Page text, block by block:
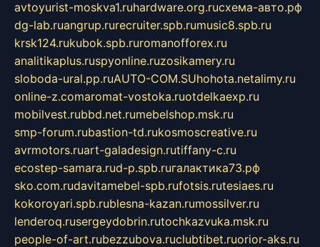
avtoyurist-moskva1.ruhardware.org.ruсхема-авто.рф
dg-lab.ruangrup.rurecruiter.spb.rumusic8.spb.ru
krsk124.rukubok.spb.ruromanofforex.ru
analitikaplus.ruspyonline.ruzosikamery.ru
sloboda-ural.pp.ruAUTO-COM.SUhohota.netalimy.ru
online-z.comaromat-vostoka.ruotdelkaexp.ru
mobilvest.rubbd.net.rumebelshop.msk.ru
smp-forum.rubastion-td.rukosmoscreative.ru
avrmotors.ruart-galadesign.rutiffany-c.ru
ecostep-samara.rud-p.spb.ruгалактика73.рф
sko.com.rudavitamebel-spb.rufotsis.rutesiaes.ru
kokoroyari.spb.rublesna-kazan.rumossilver.ru
lenderoq.rusergeydobrin.rutochkazvuka.msk.ru
people-of-art.rubezzubova.ruclubtibet.ruorior-aks.ru